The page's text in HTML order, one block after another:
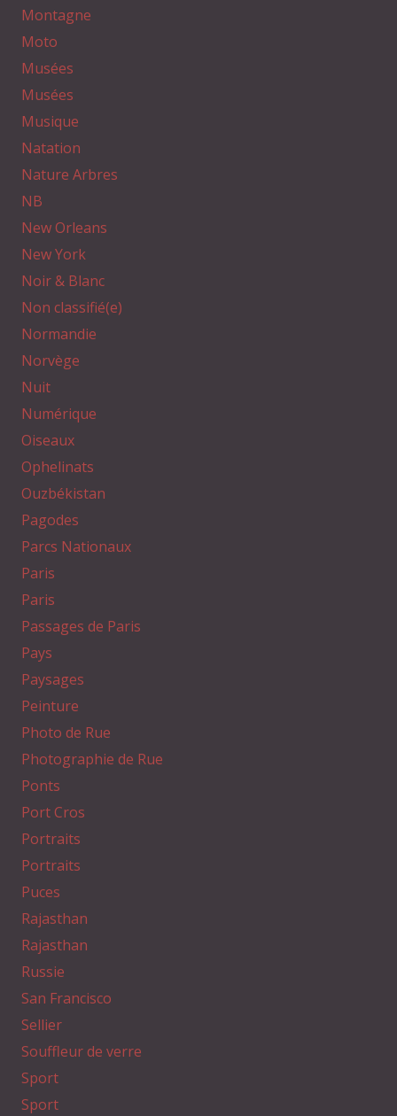
Montagne
Moto
Musées
Musées
Musique
Natation
Nature Arbres
NB
New Orleans
New York
Noir & Blanc
Non classifié(e)
Normandie
Norvège
Nuit
Numérique
Oiseaux
Ophelinats
Ouzbékistan
Pagodes
Parcs Nationaux
Paris
Paris
Passages de Paris
Pays
Paysages
Peinture
Photo de Rue
Photographie de Rue
Ponts
Port Cros
Portraits
Portraits
Puces
Rajasthan
Rajasthan
Russie
San Francisco
Sellier
Souffleur de verre
Sport
Sport